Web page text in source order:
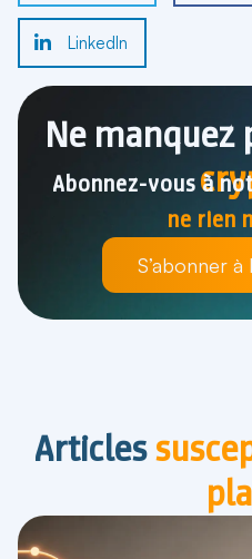
LinkedIn
Ne manquez
Abonnez-vous à
ne rien
S’abonner
Articles